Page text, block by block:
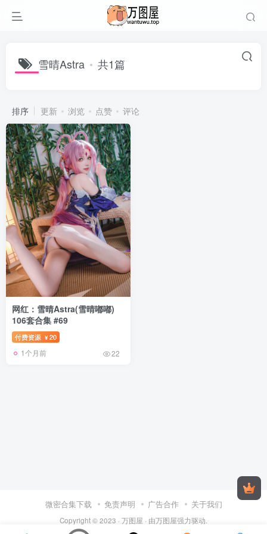
雪晴Astra 共1篇
排序 更新 浏览 点赞 评论
网红：雪晴Astra(雪晴嘟嘟)
106套合集 #69
付费资源 ¥20
1个月前 22
微密合集下载 免责声明 广告合作 关于我们
Copyright © 2023 · 万图屋 · 由万图屋强力驱动.